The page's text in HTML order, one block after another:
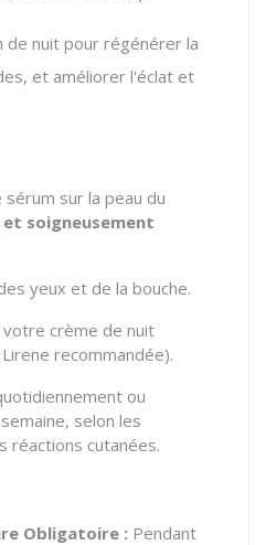
de nuit pour régénérer la
et améliorer l'éclat et
sur la peau du
soigneusement
yeux et de la bouche.
crème de nuit
recommandée).
ou
selon les
réactions cutanées.
Obligatoire : Pendant